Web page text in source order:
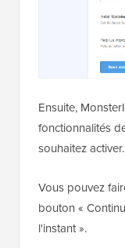
Ensuite,
fonctionnalités
souhaitez activer.
Vous pouvez
bouton «
l'instant ».